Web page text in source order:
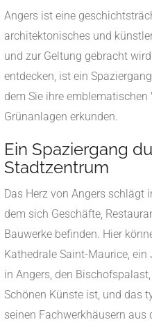
Angers ist eine
architektonisches und
und zur Geltung gebracht
entdecken, ist ein
dem Sie ihre
Grünanlagen erkunden.
Ein Spaziergang
Stadtzentrum
Das Herz von Angers schlägt
dem sich Geschäfte,
Bauwerke befinden. Hier
Kathedrale Saint-Maurice,
in Angers, den
Schönen Künste ist, und das
seinen Fachwerkhäusern aus